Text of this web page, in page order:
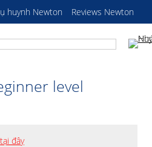
huynh Newton Reviews Newton
level
tại đây